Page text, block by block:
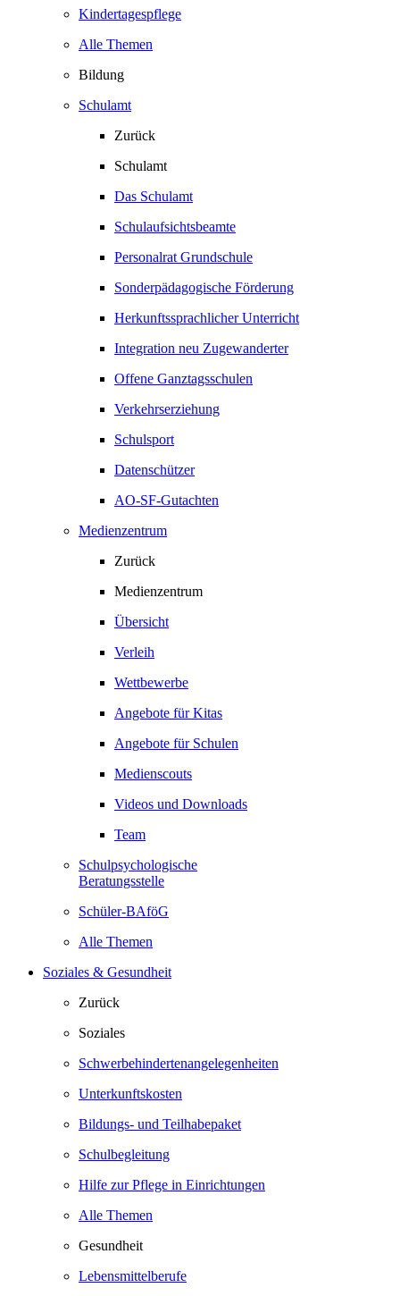
Kindertagespflege
Alle Themen
Bildung
Schulamt
Zurück
Schulamt
Das Schulamt
Schulaufsichtsbeamte
Personalrat Grundschule
Sonderpädagogische Förderung
Herkunftssprachlicher Unterricht
Integration neu Zugewanderter
Offene Ganztagsschulen
Verkehrserziehung
Schulsport
Datenschützer
AO-SF-Gutachten
Medienzentrum
Zurück
Medienzentrum
Übersicht
Verleih
Wettbewerbe
Angebote für Kitas
Angebote für Schulen
Medienscouts
Videos und Downloads
Team
Schulpsychologische
Beratungsstelle
Schüler-BAföG
Alle Themen
Soziales & Gesundheit
Zurück
Soziales
Schwerbehindertenangelegenheiten
Unterkunftskosten
Bildungs- und Teilhabepaket
Schulbegleitung
Hilfe zur Pflege in Einrichtungen
Alle Themen
Gesundheit
Lebensmittelberufe